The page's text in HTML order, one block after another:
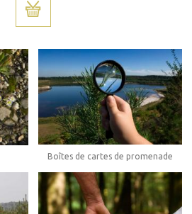
Boîtes de cartes de promenade